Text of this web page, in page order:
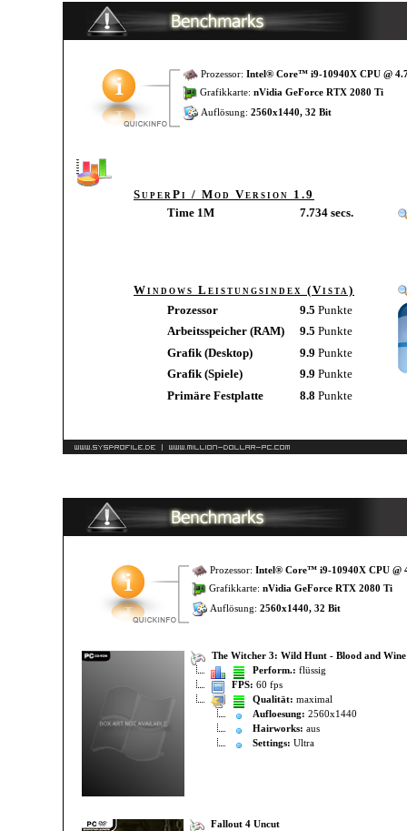
Prozessor: Intel® Core™ i9-10940X CPU @
Grafikkarte: nVidia GeForce RTX 2080 Ti
Auflösung: 2560x1440, 32 Bit
SuperPi / Mod Version 1.9
Time 1M
7.734 secs.
Windows Leistungsindex (Vista)
Prozessor
9.5 Punkte
Arbeitsspeicher (RAM)
9.5 Punkte
Grafik (Desktop)
9.9 Punkte
Grafik (Spiele)
9.9 Punkte
Primäre Festplatte
8.8 Punkte
Prozessor: Intel® Core™ i9-10940X CPU @
Grafikkarte: nVidia GeForce RTX 2080 Ti
Auflösung: 2560x1440, 32 Bit
The Witcher 3: Wild Hunt - Blood and Wine
Perform.: flüssig
FPS: 60 fps
Qualität: maximal
Aufloesung: 2560x1440
Hairworks: aus
Settings: Ultra
Fallout 4 Uncut